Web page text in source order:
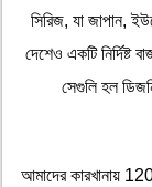
সিরিজ, যা জাপান,
দেশেও একটি নির্দিষ্ট
সেগুলি হল
আমাদের কারখানায়